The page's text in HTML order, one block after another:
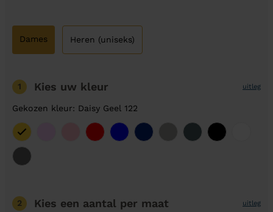
Dames Heren (uniseks)
1 Kies uw kleur uitleg
Gekozen kleur: Daisy Geel 122
2 Kies een aantal per maat uitleg